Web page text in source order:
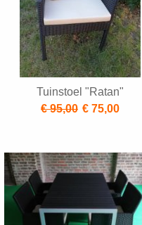
Tuinstoel "Ratan"
€ 95,00 € 75,00